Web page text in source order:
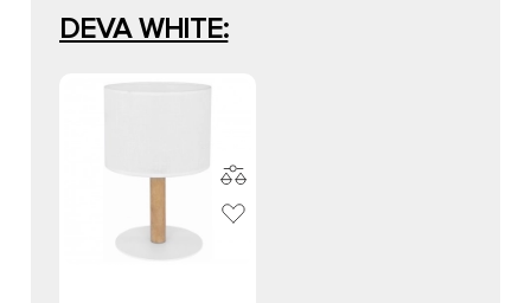
DEVA WHITE: